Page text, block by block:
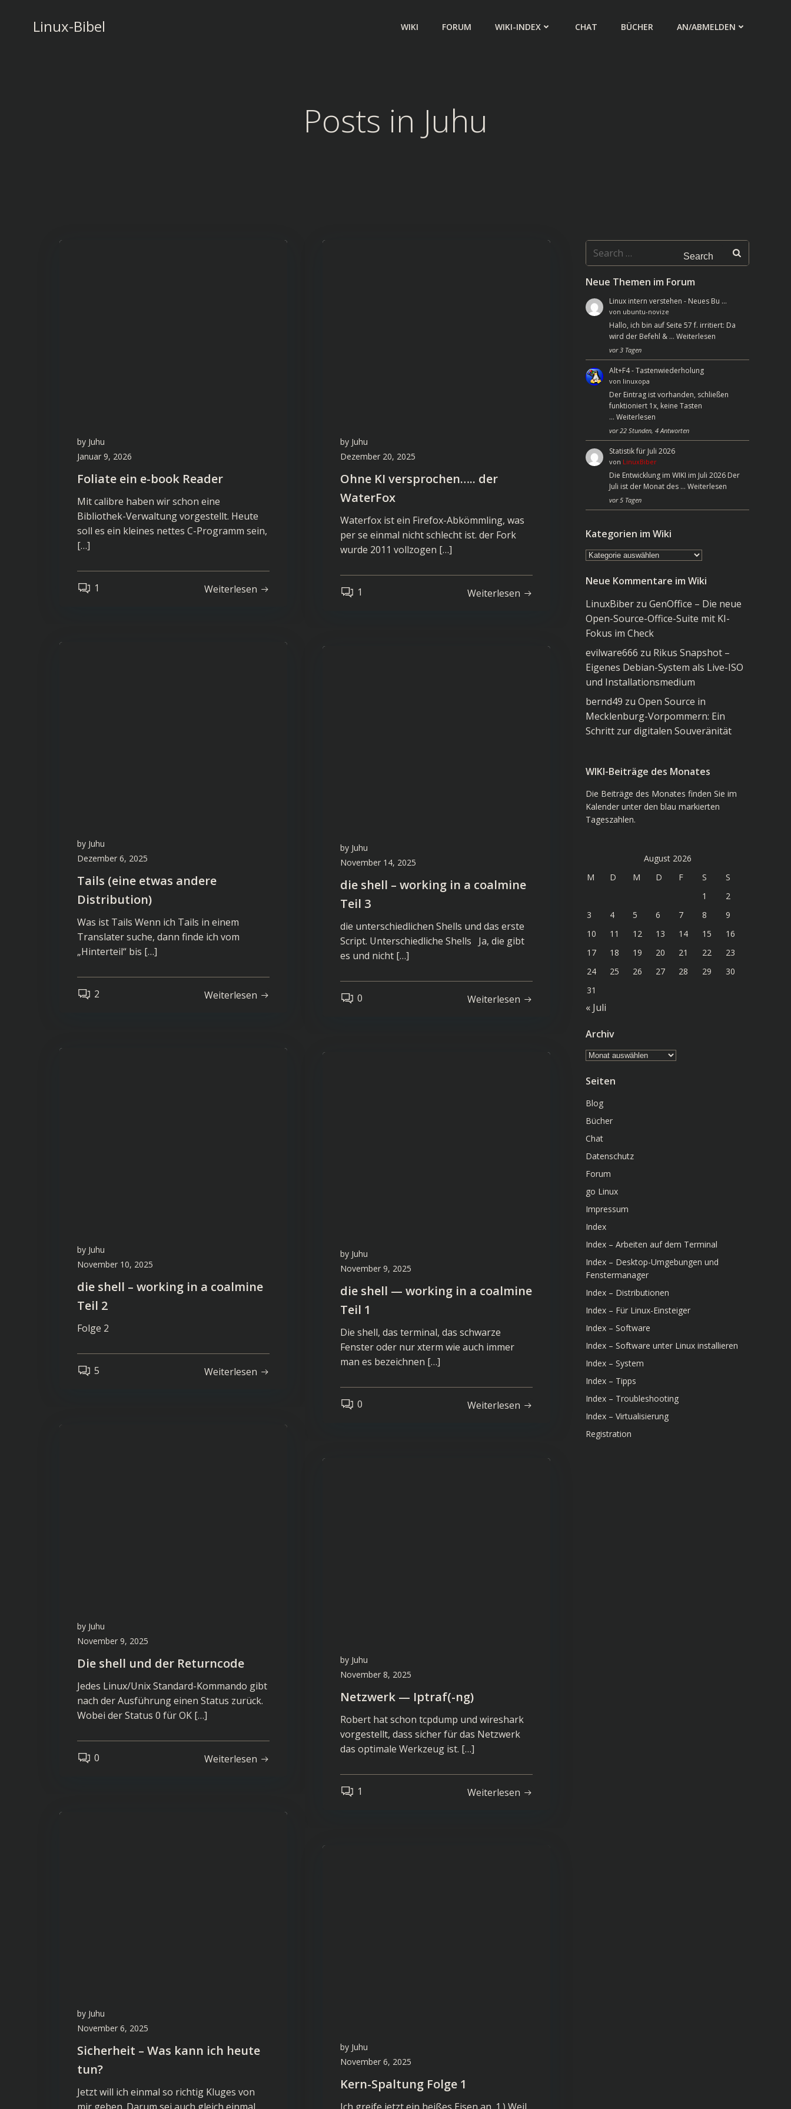
springenLinux-Bibel WIKI FORUM WIKI-INDEX CHAT BÜCHER AN/ABMELDEN
Posts in Juhu
by Juhu
Januar 9, 2026
Foliate ein e-book Reader
Mit calibre haben wir schon eine
Bibliothek-Verwaltung vorgestellt. Heute
soll es ein kleines nettes C-Programm sein,
[…]
1 Weiterlesen
by Juhu
Dezember 20, 2025
Ohne KI versprochen….. der
WaterFox
Waterfox ist ein Firefox-Abkömmling, was
per se einmal nicht schlecht ist. der Fork
wurde 2011 vollzogen […]
1 Weiterlesen
by Juhu
Dezember 6, 2025
Tails (eine etwas andere
Distribution)
Was ist Tails Wenn ich Tails in einem
Translater suche, dann finde ich vom
„Hinterteil“ bis […]
2 Weiterlesen
by Juhu
November 14, 2025
die shell – working in a coalmine
Teil 3
die unterschiedlichen Shells und das erste
Script. Unterschiedliche Shells Ja, die gibt
es und nicht […]
0 Weiterlesen
by Juhu
November 10, 2025
die shell – working in a coalmine
Teil 2
Folge 2
5 Weiterlesen
by Juhu
November 9, 2025
die shell — working in a coalmine
Teil 1
Die shell, das terminal, das schwarze
Fenster oder nur xterm wie auch immer
man es bezeichnen […]
0 Weiterlesen
by Juhu
November 9, 2025
Die shell und der Returncode
Jedes Linux/Unix Standard-Kommando gibt
nach der Ausführung einen Status zurück.
Wobei der Status 0 für OK […]
0 Weiterlesen
by Juhu
November 8, 2025
Netzwerk — Iptraf(-ng)
Robert hat schon tcpdump und wireshark
vorgestellt, dass sicher für das Netzwerk
das optimale Werkzeug ist. […]
1 Weiterlesen
by Juhu
November 6, 2025
Sicherheit – Was kann ich heute
tun?
Jetzt will ich einmal so richtig Kluges von
by Juhu
November 6, 2025
Kern-Spaltung Folge 1
Search
for:
Neue Themen im Forum
Linux intern verstehen - Neues Bu …
von ubuntu-novize
Hallo, ich bin auf Seite 57 f. irritiert: Da
wird der Befehl & … Weiterlesen
vor 3 Tagen
Alt+F4 - Tastenwiederholung
von linuxopa
Der Eintrag ist vorhanden, schließen
funktioniert 1x, keine Tasten
… Weiterlesen
vor 22 Stunden, 4 Antworten
Statistik für Juli 2026
von LinuxBiber
Die Entwicklung im WIKI im Juli 2026 Der
Juli ist der Monat des … Weiterlesen
vor 5 Tagen
Kategorien im Wiki
Kategorien
Wiki
Neue Kommentare im Wiki
LinuxBiber zu GenOffice – Die neue
Open-Source-Office-Suite mit KI-
Fokus im Check
evilware666 zu Rikus Snapshot –
Eigenes Debian-System als Live-ISO
und Installationsmedium
bernd49 zu Open Source in
Mecklenburg-Vorpommern: Ein
Schritt zur digitalen Souveränität
WIKI-Beiträge des Monates
Die Beiträge des Monates finden Sie im
Kalender unter den blau markierten
Tageszahlen.
August 2026
M
D M D F S
S
1
2
3
4 5 6 7 8
9
10
11 12 13 14 15
16
17
18 19 20 21 22
23
24
25 26 27 28 29
30
31
« Juli
Archiv
Archiv
Seiten
Blog
Bücher
Chat
Datenschutz
Forum
go Linux
Impressum
Index
Index – Arbeiten auf dem Terminal
Index – Desktop-Umgebungen und
Fenstermanager
Index – Distributionen
Index – Für Linux-Einsteiger
Index – Software
Index – Software unter Linux installieren
Index – System
Index – Tipps
Index – Troubleshooting
Index – Virtualisierung
Registration